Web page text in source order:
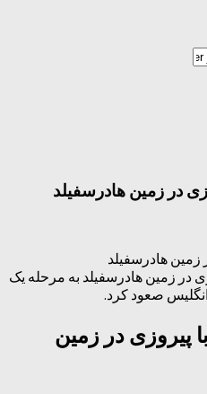
در زمین هادرسفیلد
زمین هادرسفیلد
در زمین هادرسفیلد به مرحله یک
صعود کرد.
پیروزی در زمین